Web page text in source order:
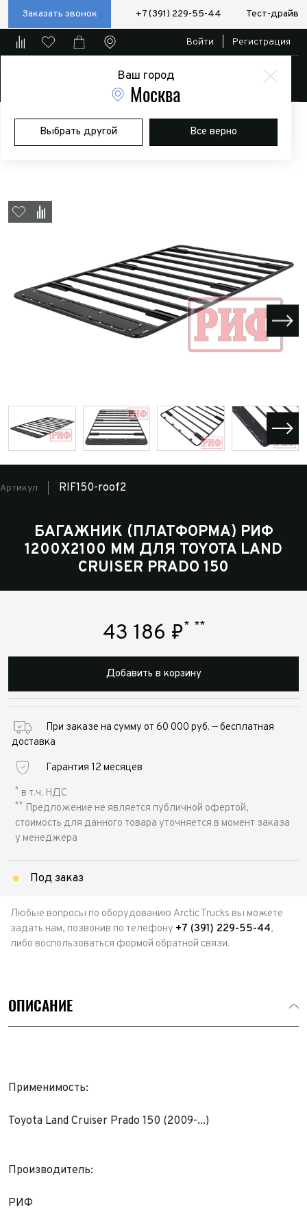
Заказать звонок +7 (391) 229-55-44 Тест-драйв
Ваш город
Москва
Выбрать другой Все верно
Войти Регистрация
Главная Магазин
Дополнительное оборудование
Экспедиционные багажники и боксы
Багажник (платформа) РИФ
1200х2100 мм для Toyota Land Cruiser Prado 150
Артикул RIF150-roof2
БАГАЖНИК (ПЛАТФОРМА) РИФ
1200Х2100 ММ ДЛЯ TOYOTA LAND
CRUISER PRADO 150
43 186 ₽* **
Добавить в корзину
При заказе на сумму от 60 000 руб. — бесплатная
доставка
Гарантия 12 месяцев
* в т.ч. НДС
** Предложение не является публичной офертой,
стоимость для данного товара уточняется в момент заказа
у менеджера
Под заказ
Любые вопросы по оборудованию Arctic Trucks вы можете
задать нам, позвонив по телефону +7 (391) 229-55-44,
либо воспользоваться формой обратной связи.
ОПИСАНИЕ
Применимость:
Toyota Land Cruiser Prado 150 (2009-...)
Производитель:
РИФ